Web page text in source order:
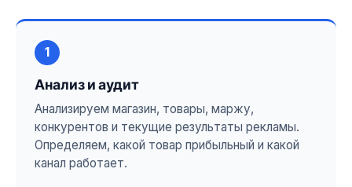
1
Анализ и аудит
Анализируем магазин, товары, маржу,
конкурентов и текущие результаты рекламы.
Определяем, какой товар прибыльный и какой
канал работает.